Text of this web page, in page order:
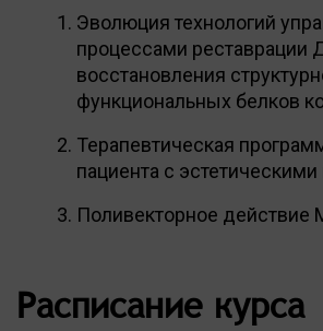
Эволюция технологий
процессами реставрации
восстановления
функциональных белков
Терапевтическая
пациента с
Поливекторное действие
Расписание курса